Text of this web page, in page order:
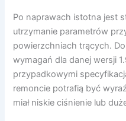
Po naprawach istotna jest
utrzymanie parametrów
powierzchniach trących.
wymagań dla danej wersji
przypadkowymi
remoncie potrafią być
miał niskie ciśnienie lub